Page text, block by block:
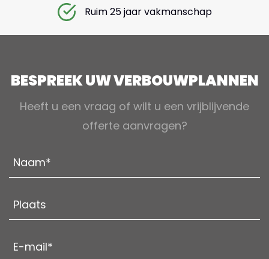
Ruim 25 jaar vakmanschap
BESPREEK UW VERBOUWPLANNEN
Heeft u een vraag of wilt u een vrijblijvende
offerte aanvragen?